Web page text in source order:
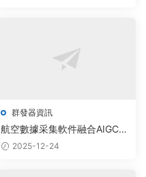
群發器資訊
航空數據采集軟件融合AIGC，
實現智能調度與千億産業價值
2025-12-24